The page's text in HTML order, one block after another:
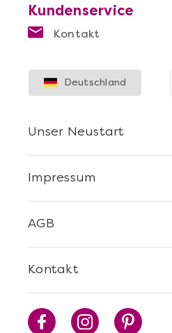
Sushi Selber
Kundenservice
Kontakt
Kontakt
AGB
Impressum
Unser Neustart
Deutschland